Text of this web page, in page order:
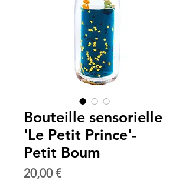
Bouteille sensorielle
'Le Petit Prince'-
Petit Boum
20,00 €Prix